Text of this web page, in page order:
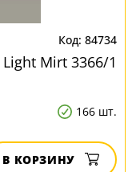
84734
Mirt 3366/1
166 шт.
В КОРЗИНУ